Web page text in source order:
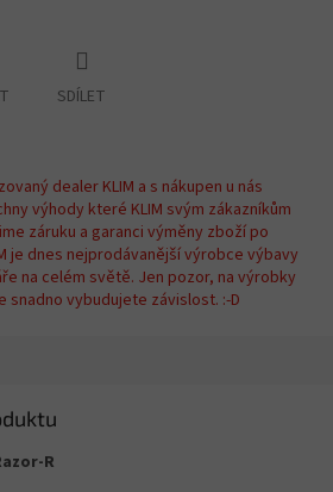
SDÍLET
dealer KLIM a s nákupen u nás
výhody které KLIM svým zákazníkům
záruku a garanci výměny zboží po
je dnes nejprodávanější výrobce výbavy
na celém světě. Jen pozor, na výrobky
snadno vybudujete závislost. :-D
R